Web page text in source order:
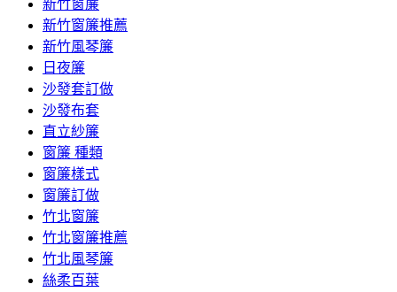
新竹窗簾
新竹窗簾推薦
新竹風琴簾
日夜簾
沙發套訂做
沙發布套
直立紗簾
窗簾 種類
窗簾樣式
窗簾訂做
竹北窗簾
竹北窗簾推薦
竹北風琴簾
絲柔百葉